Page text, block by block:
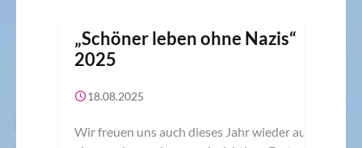
„Schöner leben ohne Nazis“
2025
18.08.2025
Wir freuen uns auch dieses Jahr wieder auf